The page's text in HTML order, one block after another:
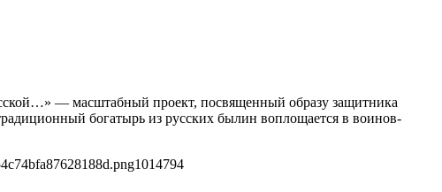
— масштабный проект, посвященный образу защитника
богатырь из русских былин воплощается в воинов-
1014794